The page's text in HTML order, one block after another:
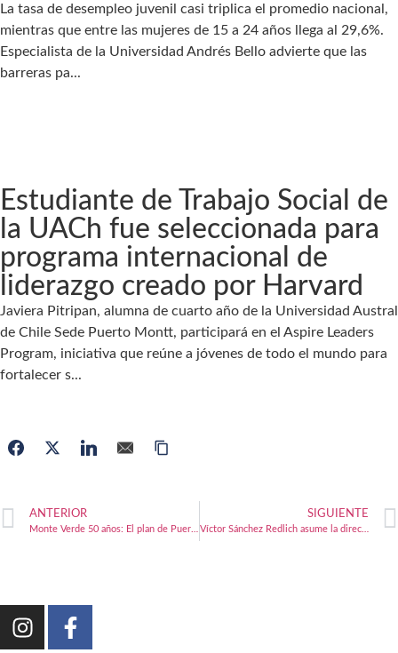
La tasa de desempleo juvenil casi triplica el promedio nacional,
mientras que entre las mujeres de 15 a 24 años llega al 29,6%.
Especialista de la Universidad Andrés Bello advierte que las
barreras pa...
Estudiante de Trabajo Social de
la UACh fue seleccionada para
programa internacional de
liderazgo creado por Harvard
Javiera Pitripan, alumna de cuarto año de la Universidad Austral
de Chile Sede Puerto Montt, participará en el Aspire Leaders
Program, iniciativa que reúne a jóvenes de todo el mundo para
fortalecer s...
ANTERIOR SIGUIENTE
Víctor Sánchez Redlich asume la dirección regional de Corfo Los Lagos